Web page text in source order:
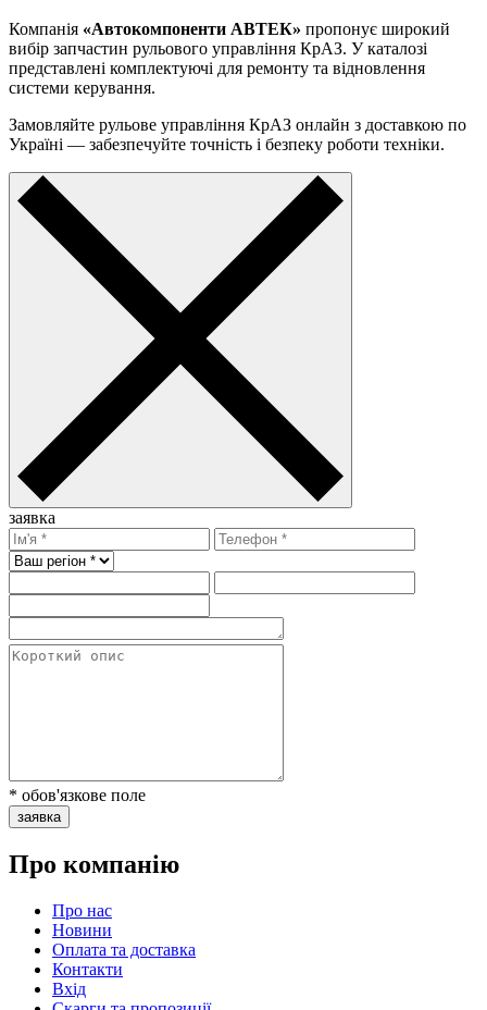
Компанія «Автокомпоненти АВТЕК» пропонує широкий
вибір запчастин рульового управління КрАЗ. У каталозі
представлені комплектуючі для ремонту та відновлення
системи керування.
Замовляйте рульове управління КрАЗ онлайн з доставкою по
Україні — забезпечуйте точність і безпеку роботи техніки.
заявка
* обов'язкове поле
заявка
Про компанію
Про нас
Новини
Оплата та доставка
Контакти
Вхiд